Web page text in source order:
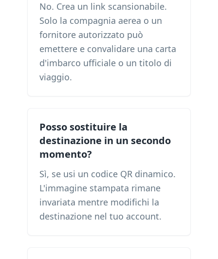
No. Crea un link scansionabile.
Solo la compagnia aerea o un
fornitore autorizzato può
emettere e convalidare una carta
d'imbarco ufficiale o un titolo di
viaggio.
Posso sostituire la
destinazione in un secondo
momento?
Sì, se usi un codice QR dinamico.
L'immagine stampata rimane
invariata mentre modifichi la
destinazione nel tuo account.